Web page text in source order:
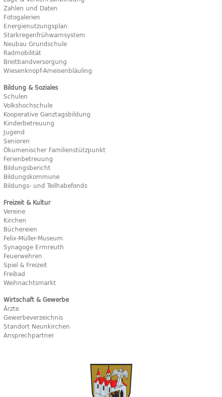
Zahlen und Daten
Fotogalerien
Energienutzungsplan
Starkregenfrühwarnsystem
Neubau Grundschule
Radmobilität
Breitbandversorgung
Wiesenknopf-Ameisenbläuling
Bildung & Soziales
Schulen
Volkshochschule
Kooperative Ganztagsbildung
Kinderbetreuung
Jugend
Senioren
Ökumenischer Familienstützpunkt
Ferienbetreuung
Bildungsbericht
Bildungskommune
Bildungs- und Teilhabefonds
Freizeit & Kultur
Vereine
Kirchen
Büchereien
Felix-Müller-Museum
Synagoge Ermreuth
Feuerwehren
Spiel & Freizeit
Freibad
Weihnachtsmarkt
Wirtschaft & Gewerbe
Ärzte
Gewerbeverzeichnis
Standort Neunkirchen
Ansprechpartner